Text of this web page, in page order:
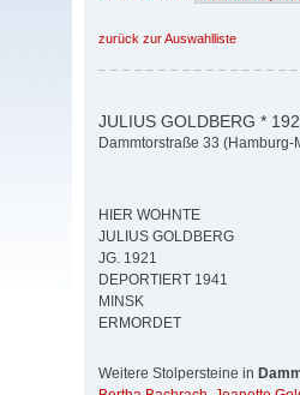
zurück zur Auswahlliste
JULIUS GOLDBERG *
Dammtorstraße 33 (Hamburg-
HIER WOHNTE
JULIUS GOLDBERG
JG. 1921
DEPORTIERT 1941
MINSK
ERMORDET
Weitere Stolpersteine in